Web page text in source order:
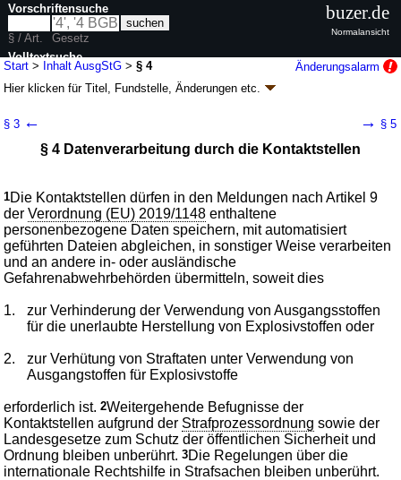
Start > Inhalt AusgStG >§ 4
Änderungsalarm
Hier klicken fürTitel, Fundstelle, Änderungen etc.
Artikel 7G. v. 09.01.2026BGBl. 2026 I Nr. 3
wird in 10 Vorschriften zitiert
§ 3 ← → § 5
§ 4 Datenverarbeitung durch die Kontaktstellen
1Die Kontaktstellen dürfen in den Meldungen nach Artikel 9
derVerordnung (EU) 2019/1148 enthaltene
personenbezogene Daten speichern, mit automatisiert
geführten Dateien abgleichen, in sonstiger Weise verarbeiten
und an andere in- oder ausländische
Gefahrenabwehrbehörden übermitteln, soweit dies
1.
zur Verhinderung der Verwendung von Ausgangsstoffen
für die unerlaubte Herstellung von Explosivstoffen oder
2.
zur Verhütung von Straftaten unter Verwendung von
Ausgangstoffen für Explosivstoffe
erforderlich ist.2Weitergehende Befugnisse der
Kontaktstellen aufgrund der Strafprozessordnung sowie der
Landesgesetze zum Schutz der öffentlichen Sicherheit und
Ordnung bleiben unberührt.3Die Regelungen über die
internationale Rechtshilfe in Strafsachen bleiben unberührt.
Vorschriftensuche
§ / Art.
Gesetz
Volltextsuche
nur in AusgStG
buzer.de
Normalansicht